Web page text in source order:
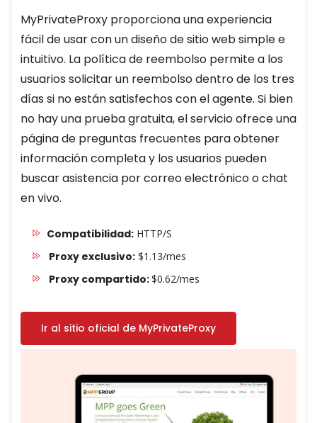
MyPrivateProxy proporciona una experiencia
fácil de usar con un diseño de sitio web simple e
intuitivo. La política de reembolso permite a los
usuarios solicitar un reembolso dentro de los tres
días si no están satisfechos con el agente. Si bien
no hay una prueba gratuita, el servicio ofrece una
página de preguntas frecuentes para obtener
información completa y los usuarios pueden
buscar asistencia por correo electrónico o chat
en vivo.
Compatibilidad:HTTP/S
Proxy exclusivo:$1.13/mes
Proxy compartido:$0.62/mes
Ir al sitio oficial de MyPrivateProxy